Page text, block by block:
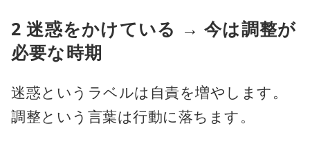
2 迷惑をかけている → 今は調整が
必要な時期
迷惑というラベルは自責を増やします。
調整という言葉は行動に落ちます。